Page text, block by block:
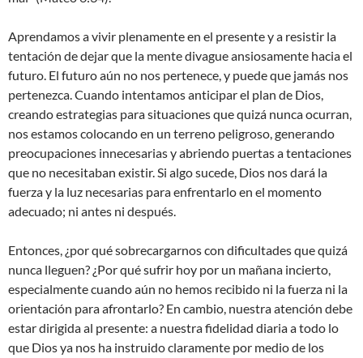
Aprendamos a vivir plenamente en el presente y a resistir la
tentación de dejar que la mente divague ansiosamente hacia el
futuro. El futuro aún no nos pertenece, y puede que jamás nos
pertenezca. Cuando intentamos anticipar el plan de Dios,
creando estrategias para situaciones que quizá nunca ocurran,
nos estamos colocando en un terreno peligroso, generando
preocupaciones innecesarias y abriendo puertas a tentaciones
que no necesitaban existir. Si algo sucede, Dios nos dará la
fuerza y la luz necesarias para enfrentarlo en el momento
adecuado; ni antes ni después.
Entonces, ¿por qué sobrecargarnos con dificultades que quizá
nunca lleguen? ¿Por qué sufrir hoy por un mañana incierto,
especialmente cuando aún no hemos recibido ni la fuerza ni la
orientación para afrontarlo? En cambio, nuestra atención debe
estar dirigida al presente: a nuestra fidelidad diaria a todo lo
que Dios ya nos ha instruido claramente por medio de los